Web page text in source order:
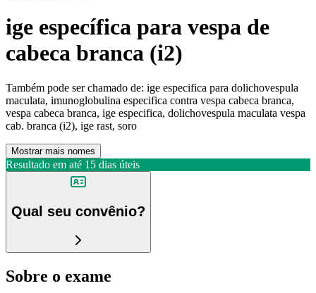
ige específica para vespa de
cabeca branca (i2)
Também pode ser chamado de: ige especifica para dolichovespula
maculata, imunoglobulina especifica contra vespa cabeca branca,
vespa cabeca branca, ige especifica, dolichovespula maculata vespa
cab. branca (i2), ige rast, soro
Mostrar mais nomes
Resultado em até 15 dias úteis
Qual seu convênio?
Sobre o exame